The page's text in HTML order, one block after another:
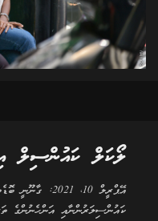
ލޯކަލް ކައުންސިލް އިންތިހާބު
އޭޕްރީލް 10،
ކައުންސިލަރުންނާއި އަންހެނުންގެ